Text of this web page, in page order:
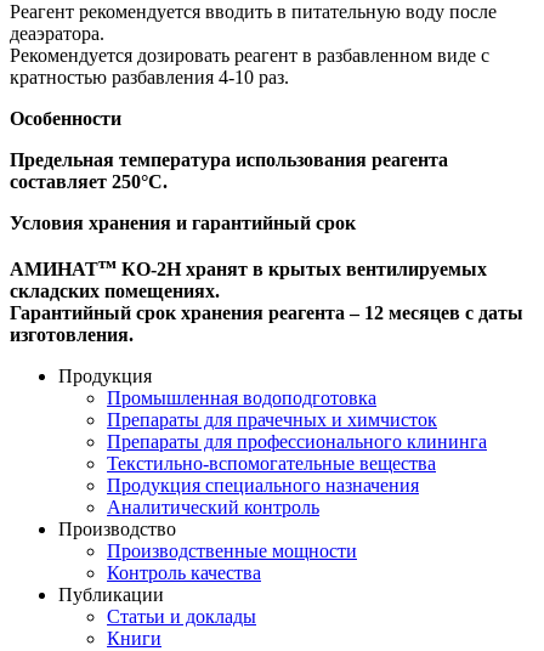
Реагент рекомендуется вводить в питательную воду после
деаэратора.
Рекомендуется дозировать реагент в разбавленном виде с
кратностью разбавления 4-10 раз.
Особенности
Предельная температура использования реагента
составляет 250°С.
Условия хранения и гарантийный срок
АМИНАТтм КО-2Н хранят в крытых вентилируемых
складских помещениях.
Гарантийный срок хранения реагента – 12 месяцев с даты
изготовления.
Продукция
Промышленная водоподготовка
Препараты для прачечных и химчисток
Препараты для профессионального клининга
Текстильно-вспомогательные вещества
Продукция специального назначения
Аналитический контроль
Производство
Производственные мощности
Контроль качества
Публикации
Статьи и доклады
Книги